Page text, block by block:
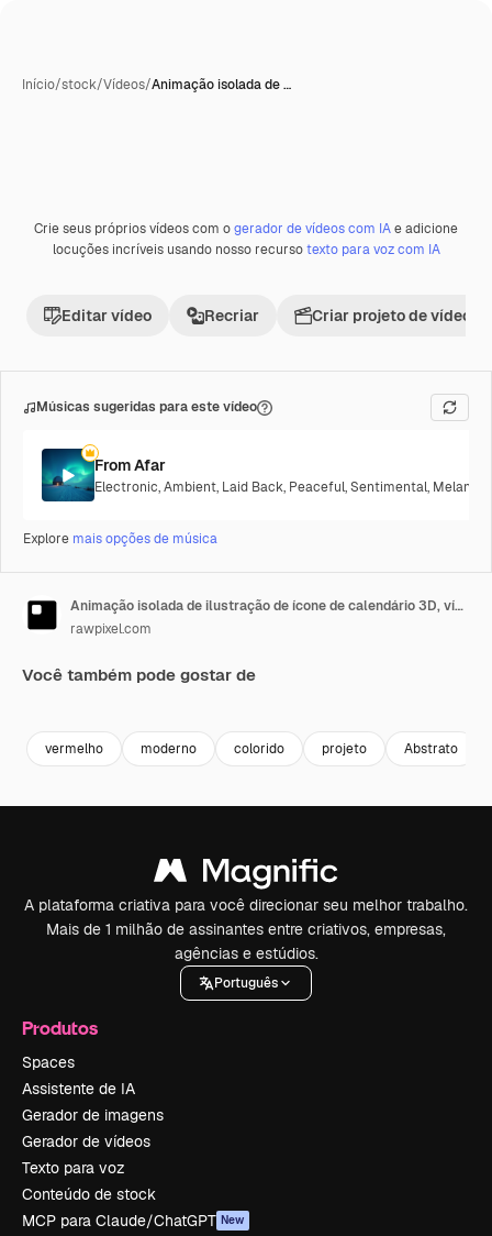
Início/stock/Vídeos/Animação isolada de …
PremiumGerada com IA
Crie seus próprios vídeos com ogerador de vídeos com IAe adicione
locuções incríveis usando nosso recursotexto para voz com IA
Editar vídeo Recriar Criar projeto de vídeo
Músicas sugeridas para este vídeo
From Afar
Electronic,Ambient, Laid Back, Peaceful,Sentimental,
Explore mais opções de música
Animação isolada de ilustração de ícone de calendário 3D, vídeo 4K transparente, canal alfa, ProRes
rawpixel.com
Você também pode gostar de
vermelho moderno colorido projeto Abstrato
A plataforma criativa para você direcionar seu melhor trabalho.
Mais de 1 milhão de assinantes entre criativos, empresas,
agências e estúdios.
Português
Produtos
Spaces
Assistente de IA
Gerador de imagens
Gerador de vídeos
Texto para voz
Conteúdo de stock
MCP para Claude/ChatGPT New